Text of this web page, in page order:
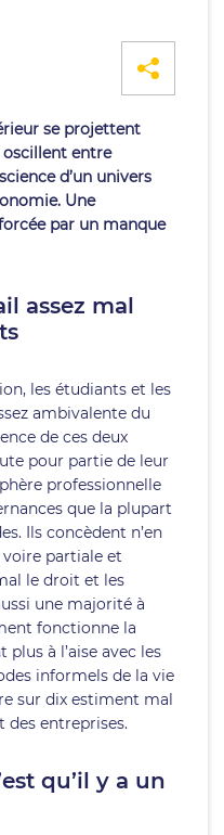
se projettent
oscillent entre
d’un univers
Une
par un manque
assez mal
les étudiants et les
ambivalente du
de ces deux
pour partie de leur
professionnelle
que la plupart
Ils concèdent n’en
voire partiale et
le droit et les
une majorité à
fonctionne la
à l’aise avec les
informels de la vie
sur dix estiment mal
entreprises.
qu’il y a un